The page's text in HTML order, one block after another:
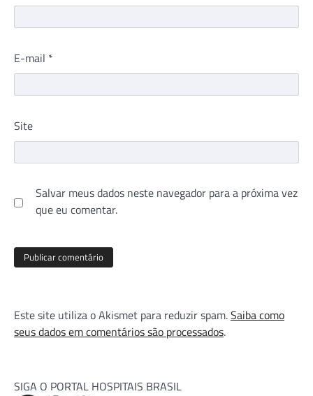
E-mail *
Site
Salvar meus dados neste navegador para a próxima vez
que eu comentar.
Este site utiliza o Akismet para reduzir spam.Saiba como
seus dados em comentários são processados.
SIGA O PORTAL HOSPITAIS BRASIL